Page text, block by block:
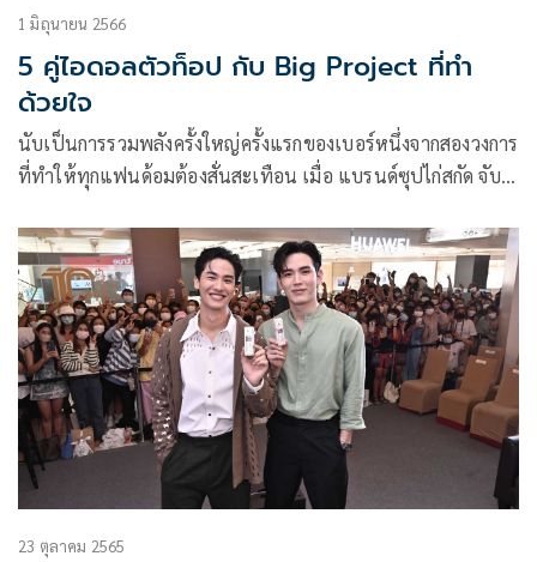
1 มิถุนายน 2566
5 คู่ไอดอลตัวท็อป กับ Big Project ที่ทำ
ด้วยใจ
นับเป็นการรวมพลังครั้งใหญ่ครั้งแรกของเบอร์หนึ่งจากสองวงการ
ที่ทำให้ทุกแฟนด้อมต้องสั่นสะเทือน เมื่อ แบรนด์ซุปไก่สกัด จับ
ตัวแคมเปญสุดยิ่งใหญ่แห่งปี “โมเมนต์ไหน ไม่ไหวบอก
แบรนด์” ณ ลาน Block I Siam Square
23 ตุลาคม 2565